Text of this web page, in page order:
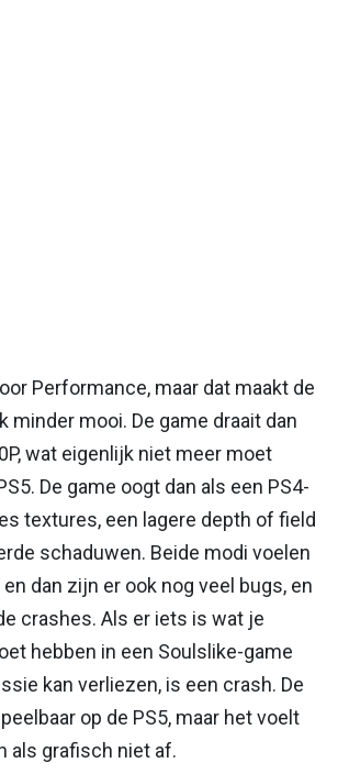
Performance, maar dat maakt de
minder mooi. De game draait dan
wat eigenlijk niet meer moet
De game oogt dan als een PS4-
textures, een lagere depth of field
schaduwen. Beide modi voelen
dan zijn er ook nog veel bugs, en
crashes. Als er iets is wat je
hebben in een Soulslike-game
kan verliezen, is een crash. De
op de PS5, maar het voelt
als grafisch niet af.